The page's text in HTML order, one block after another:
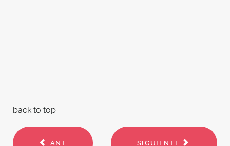
back to top
ANT SIGUIENTE